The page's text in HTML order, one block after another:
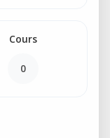
Cours
0